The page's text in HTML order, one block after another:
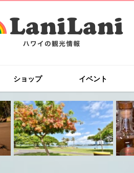
ショップ イベント